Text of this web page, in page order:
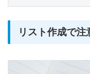
リスト作成で